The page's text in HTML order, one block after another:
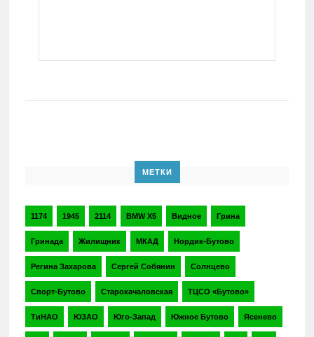
МЕТКИ
1174 1945 2114 BMW X5 Видное Грина
Гринада Жилищник МКАД Нордик-Бутово
Регина Захарова Сергей Собянин Солнцево
Спорт-Бутово Старокачаловская ТЦСО «Бутово»
ТиНАО ЮЗАО Юго-Запад Южное Бутово Ясенево